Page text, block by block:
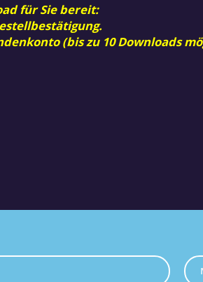
für Sie bereit:
(bis zu 10 Downloads